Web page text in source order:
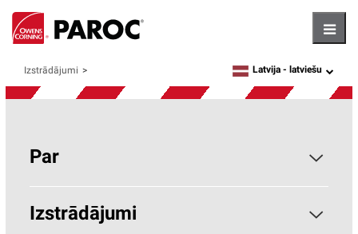
Izstrādājumi language
Latvija - latviešu
Par
Par PAROC
Izstrādājumi